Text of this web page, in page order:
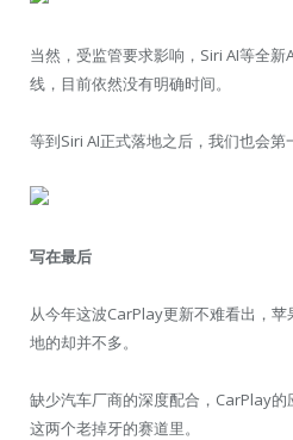
当然，受监管要求影响，Siri AI等全
线，目前依然没有明确时间。
等到Siri AI正式落地之后，我们也会第
写在最后
从今年这波CarPlay更新不难看出，
地的却并不多。
缺少汽车厂商的深度配合，CarPlay
这两个老掉牙的赛道里。